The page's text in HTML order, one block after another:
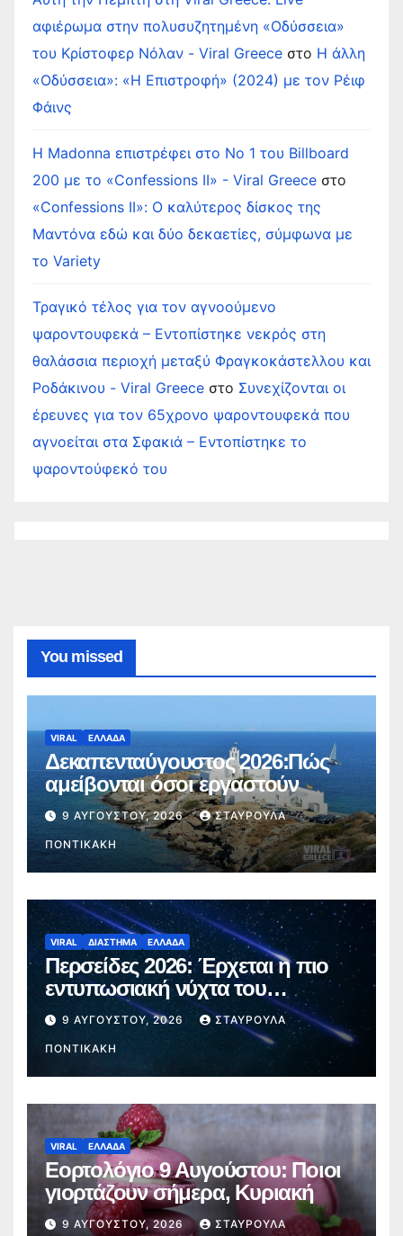
αφιέρωμα στην πολυσυζητημένη «Οδύσσεια»
του Κρίστοφερ Νόλαν - Viral Greece στο Η άλλη
«Οδύσσεια»: «Η Επιστροφή» (2024) με τον Ρέιφ
Φάινς
Η Madonna επιστρέφει στο Νο 1 του Billboard
200 με το «Confessions II» - Viral Greece στο
«Confessions II»: Ο καλύτερος δίσκος της
Μαντόνα εδώ και δύο δεκαετίες, σύμφωνα με
το Variety
Τραγικό τέλος για τον αγνοούμενο
ψαροντουφεκά – Εντοπίστηκε νεκρός στη
θαλάσσια περιοχή μεταξύ Φραγκοκάστελλου και
Ροδάκινου - Viral Greece στο Συνεχίζονται οι
έρευνες για τον 65χρονο ψαροντουφεκά που
αγνοείται στα Σφακιά – Εντοπίστηκε το
ψαροντούφεκό του
You missed
VIRAL ΕΛΛΑΔΑ
Δεκαπενταύγουστος 2026:Πώς
αμείβονται όσοι εργαστούν
9 ΑΥΓΟΎΣΤΟΥ, 2026 ΣΤΑΥΡΟΎΛΑ
ΠΟΝΤΙΚΆΚΗ
VIRAL ΔΙΑΣΤΗΜΑ ΕΛΛΑΔΑ
Περσείδες 2026: Έρχεται η πιο
εντυπωσιακή νύχτα του
καλοκαιριού – Πότε θα δούμε τα
«πεφταστέρια»
9 ΑΥΓΟΎΣΤΟΥ, 2026 ΣΤΑΥΡΟΎΛΑ
ΠΟΝΤΙΚΆΚΗ
VIRAL ΕΛΛΑΔΑ
Εορτολόγιο 9 Αυγούστου: Ποιοι
γιορτάζουν σήμερα, Κυριακή
9 ΑΥΓΟΎΣΤΟΥ, 2026 ΣΤΑΥΡΟΎΛΑ